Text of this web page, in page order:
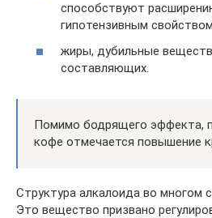
способствуют
гипотензивным
жиры, дубильные
составляющих.
Помимо бодрящего эффекта,
кофе отмечается повышение
Структура алкалоида во многом
Это вещество призвано